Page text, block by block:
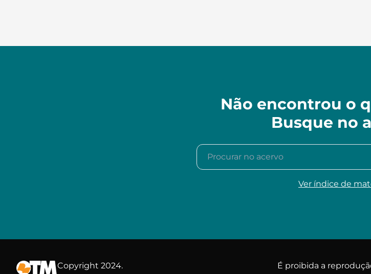
Não encontrou o
Busque no
Procurar no acervo
Ver índice de
Copyright 2024.
É proibida a